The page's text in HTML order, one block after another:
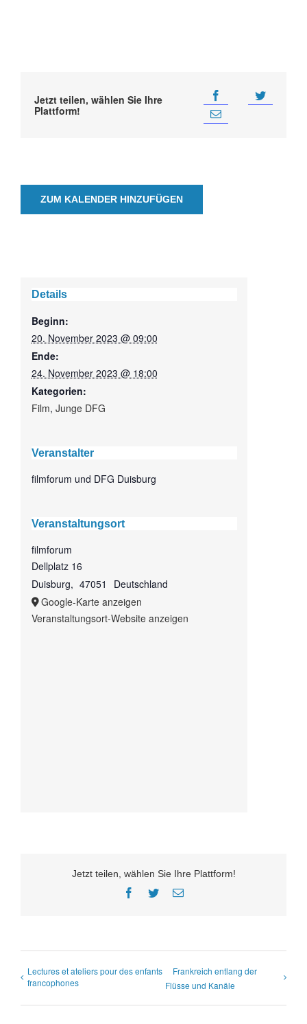
Jetzt teilen, wählen Sie Ihre
Plattform!
ZUM KALENDER HINZUFÜGEN
Details
Beginn:
20. November 2023 @ 09:00
Ende:
24. November 2023 @ 18:00
Kategorien:
Film, Junge DFG
Veranstalter
filmforum und DFG Duisburg
Veranstaltungsort
filmforum
Dellplatz 16
Duisburg, 47051
Deutschland
Google-Karte anzeigen
Veranstaltungsort-Website anzeigen
Jetzt teilen, wählen Sie Ihre Plattform!
Facebook
TwitterE-
Lectures et ateliers pour des enfants
francophones
Frankreich entlang der
Flüsse und Kanäle